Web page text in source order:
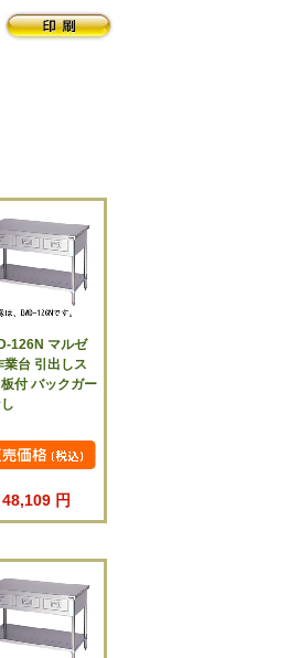
126N マルゼ
業台 引出しス
付 バックガー
48,109 円